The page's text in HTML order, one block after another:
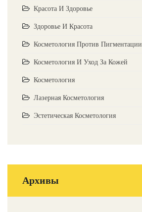
Красота И Здоровье
Здоровье И Красота
Косметология Против Пигментации
Косметология И Уход За Кожей
Косметология
Лазерная Косметология
Эстетическая Косметология
Архивы